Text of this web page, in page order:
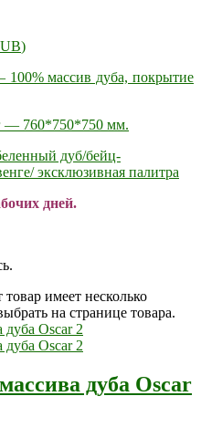
)
100% массив дуба, покрытие
— 760*750*750 мм.
дуб/бейц-
эксклюзивная палитра
дней.
товар имеет несколько
на странице товара.
дуба Oscar